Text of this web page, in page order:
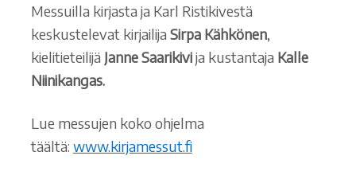
Messuilla kirjasta ja Karl Ristikivestä
keskustelevat kirjailijaSirpa Kähkönen,
kielitieteilijä Janne Saarikivija kustantaja Kalle
Niinikangas.
Lue messujen koko ohjelma
täältä: www.kirjamessut.fi